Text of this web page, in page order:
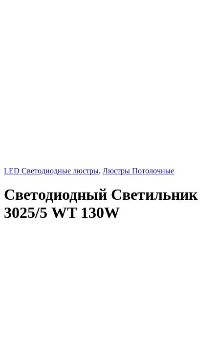
LED Светодиодные люстры, Люстры Потолочные
Светодиодный Светильник
3025/5 WT 130W